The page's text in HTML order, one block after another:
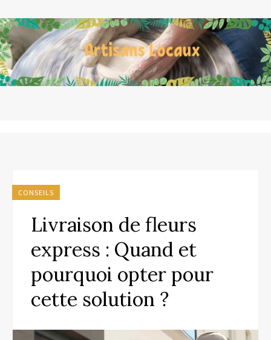
CONSEILS
Livraison de fleurs
express : Quand et
pourquoi opter pour
cette solution ?